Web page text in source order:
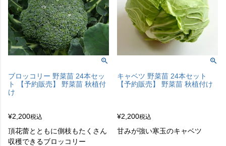
ブロッコリー 野菜苗 24本セッ
ト 【予約販売】 野菜苗 秋植付
け
¥2,200税込
頂花蕾とともに側枝もたくさん
収穫できるブロッコリー
キャベツ 野菜苗 24本セット
【予約販売】 野菜苗 秋植付け
¥2,200税込
甘みが強い寒玉のキャベツ